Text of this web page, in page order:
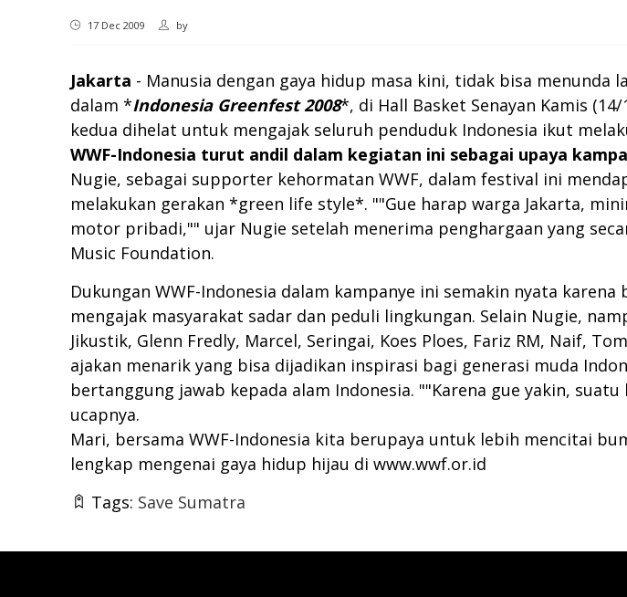
17 Dec 2009 by
Jakarta - Manusia dengan gaya hidup masa kini, tidak bisa
dalam *Indonesia Greenfest 2008*, di Hall Basket Senayan Kamis
kedua dihelat untuk mengajak seluruh penduduk Indonesia ikut
WWF-Indonesia turut andil dalam kegiatan ini sebagai upaya
Nugie, sebagai supporter kehormatan WWF, dalam festival ini
melakukan gerakan *green life style*. ""Gue harap warga Jakarta,
motor pribadi,"" ujar Nugie setelah menerima penghargaan yang
Music Foundation.
Dukungan WWF-Indonesia dalam kampanye ini semakin nyata
mengajak masyarakat sadar dan peduli lingkungan. Selain Nugie,
Jikustik, Glenn Fredly, Marcel, Seringai, Koes Ploes, Fariz RM, Naif,
ajakan menarik yang bisa dijadikan inspirasi bagi generasi muda
bertanggung jawab kepada alam Indonesia. ""Karena gue yakin,
ucapnya.
Mari, bersama WWF-Indonesia kita berupaya untuk lebih mencitai
lengkap mengenai gaya hidup hijau di www.wwf.or.id
Tags: Save Sumatra